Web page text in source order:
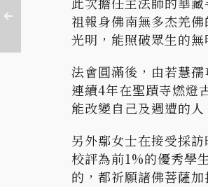
祖報身佛南無多杰羌
光明，能照破眾生的
法會圓滿後，由若慧
連續4年在聖蹟寺燃燈
能改變自己及週遭的
另外鄢女士在接受採
校評為前1%的優秀學
的，都祈願諸佛菩薩